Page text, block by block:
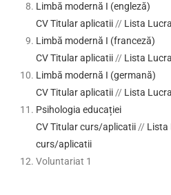
Limbă modernă I (engleză)
CV Titular aplicatii // Lista
Limbă modernă I (franceză)
CV Titular aplicatii // Lista
Limbă modernă I (germană)
CV Titular aplicatii // Lista
Psihologia educației
CV Titular curs/aplicatii // Lista
curs/aplicatii
Voluntariat 1